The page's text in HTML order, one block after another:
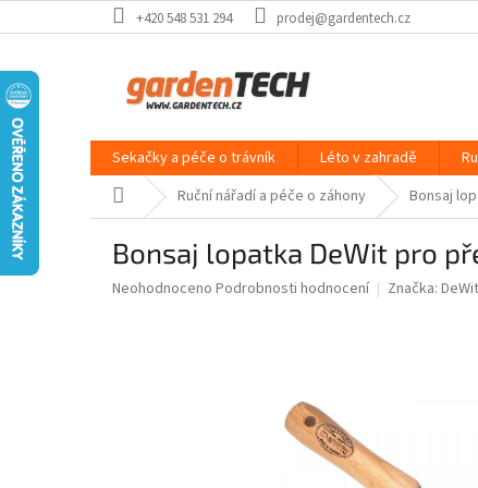
na
+420 548 531 294 prodej@gardentech.cz
Sekačky a péče o trávník Léto v zahradě
Domů Ruční nářadí a péče o záhony Bonsaj
Bonsaj lopatka DeWit pro
Průměrné
Neohodnoceno Podrobnosti hodnocení Značka: DeWit